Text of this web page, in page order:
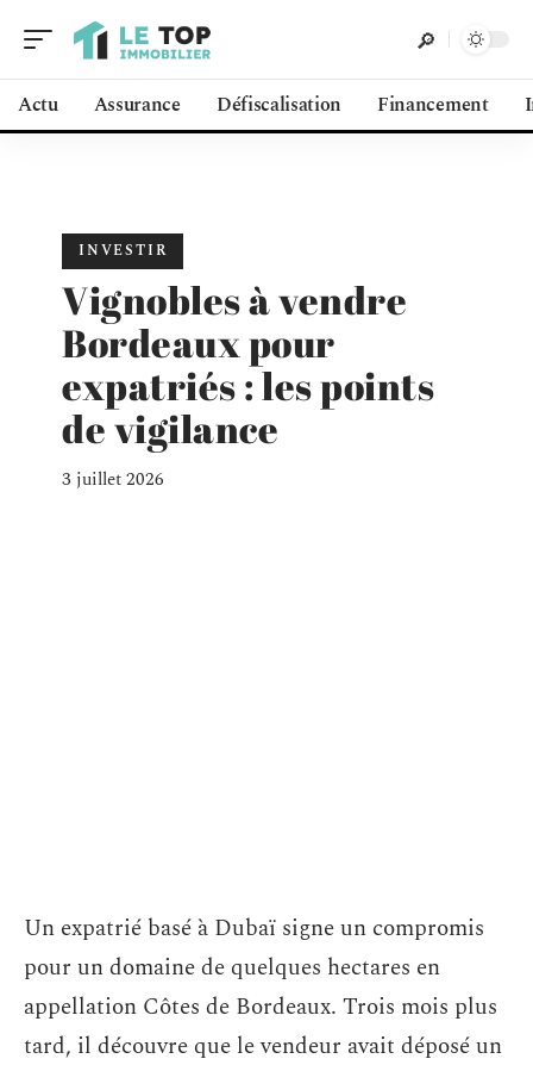
Actu Assurance Défiscalisation Financement
INVESTIR
Vignobles à vendre
Bordeaux pour
expatriés : les points
de vigilance
3 juillet 2026
Un expatrié basé à Dubaï signe un compromis
pour un domaine de quelques hectares en
appellation Côtes de Bordeaux. Trois mois plus
tard, il découvre que le vendeur avait déposé un